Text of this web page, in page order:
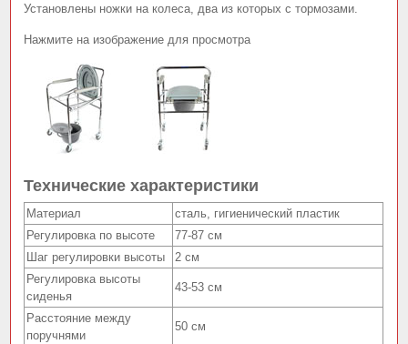
Установлены ножки на колеса, два из которых с тормозами.
Нажмите на изображение для просмотра
Технические характеристики
Материал
сталь, гигиенический пластик
Регулировка по высоте
77-87 см
Шаг регулировки высоты
2 см
Регулировка высоты
сиденья
43-53 см
Расстояние между
поручнями
50 см